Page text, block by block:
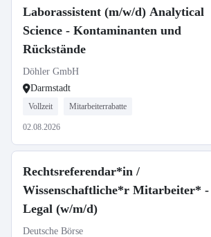
Laborassistent (m/w/d) Analytical
Science - Kontaminanten und
Rückstände
Döhler GmbH
Darmstadt
Vollzeit Mitarbeiterrabatte
02.08.2026
Rechtsreferendar*in /
Wissenschaftliche*r Mitarbeiter* -
Legal (w/m/d)
Deutsche Börse